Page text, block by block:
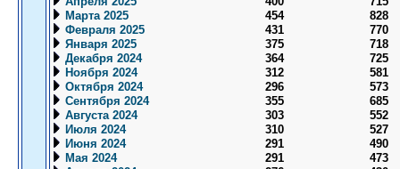
Марта 2025
454
828
Февраля 2025
431
770
Января 2025
375
718
Декабря 2024
364
725
Ноября 2024
312
581
Октября 2024
296
573
Сентября 2024
355
685
Августа 2024
303
552
Июля 2024
310
527
Июня 2024
291
490
Мая 2024
291
473